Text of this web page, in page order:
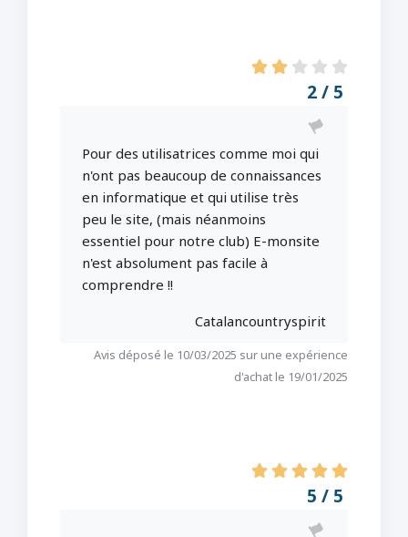
2 / 5
Pour des utilisatrices comme moi qui
n'ont pas beaucoup de connaissances
en informatique et qui utilise très
peu le site, (mais néanmoins
essentiel pour notre club) E-monsite
n'est absolument pas facile à
comprendre !!
Catalancountryspirit
Avis déposé le 10/03/2025 sur une expérience
d'achat le 19/01/2025
5 / 5